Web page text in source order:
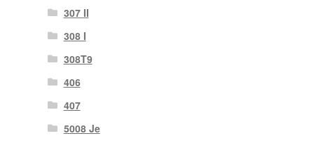
307 II
308 I
308T9
406
407
5008 Je